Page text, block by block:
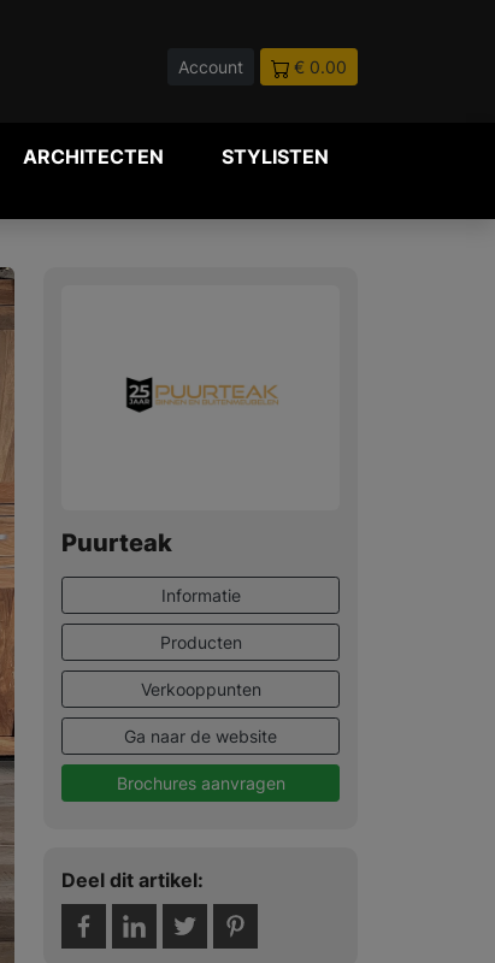
Account € 0.00
ARCHITECTEN STYLISTEN
Puurteak
Informatie
Producten
Verkooppunten
Ga naar de website
Brochures aanvragen
Deel dit artikel: